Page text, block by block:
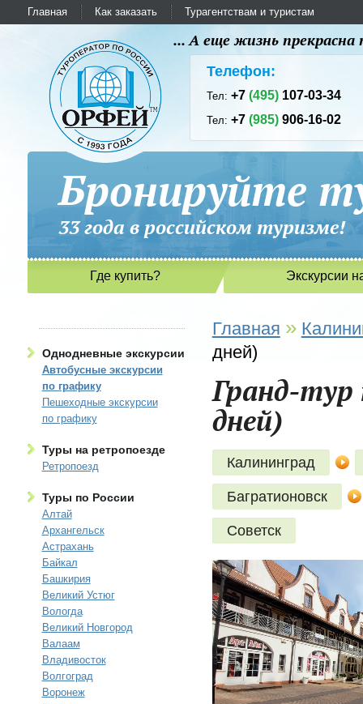
Главная Как заказать Турагентствам и туристам
... А еще жизнь
Телефон:
Тел:+7(495) 107-03-34
Тел:+7(985) 906-16-02
Бронируйте
33 года в российском
Где купить? Экскурсии
Однодневные экскурсии
Автобусные экскурсии
по графику
Пешеходные экскурсии
по графику
Туры на ретропоезде
Ретропоезд
Туры по России
Алтай
Архангельск
Астрахань
Байкал
Башкирия
Великий Устюг
Вологда
Великий Новгород
Валаам
Владивосток
Волгоград
Воронеж
Главная »
дней)
Гранд-тур
дней)
Калининград
Багратионовск
Советск